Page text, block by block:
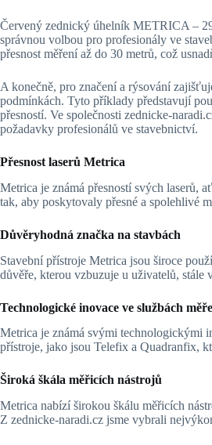
Červený zednický úhelník METRICA –
správnou volbou pro profesionály ve
přesnost měření až do 30 metrů, což
A konečně, pro značení a rýsování
podmínkách. Tyto příklady představují
přesností. Ve společnosti zednicke-
požadavky profesionálů ve stavebnictví.
Přesnost laserů Metrica
Metrica je známá přesností svých laserů,
tak, aby poskytovaly přesné a spolehlivé
Důvěryhodná značka na stavbách
Stavební přístroje Metrica jsou široce
důvěře, kterou vzbuzuje u uživatelů, stále
Technologické inovace ve službách
Metrica je známá svými technologickými
přístroje, jako jsou Telefix a Quadranfix,
Široká škála měřicích nástrojů
Metrica nabízí širokou škálu měřicích
Z zednicke-naradi.cz jsme vybrali